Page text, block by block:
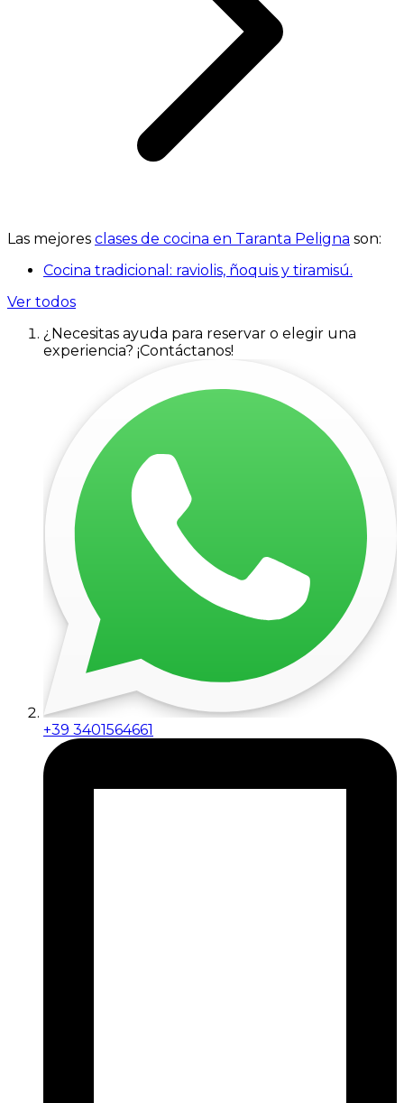
Las mejores clases de cocina en Taranta Peligna son:
Cocina tradicional: raviolis, ñoquis y tiramisú.
Ver todos
¿Necesitas ayuda para reservar o elegir una
experiencia? ¡Contáctanos!
+39 3401564661